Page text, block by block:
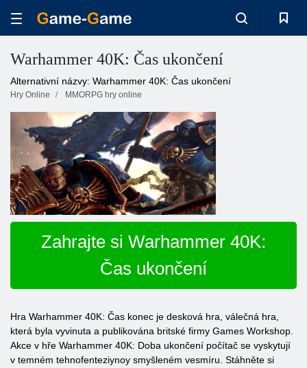
Warhammer 40K: Čas ukončení
Alternativní názvy: Warhammer 40K: Čas ukončení
Hry Online MMORPG hry online
Zahrajte si Warhammer 40K:
Čas ukončení
Hra Warhammer 40K: Čas konec je desková hra, válečná hra,
která byla vyvinuta a publikována britské firmy Games Workshop.
Akce v hře Warhammer 40K: Doba ukončení počítač se vyskytují
v temném tehnofenteziynoy smyšleném vesmíru. Stáhněte si